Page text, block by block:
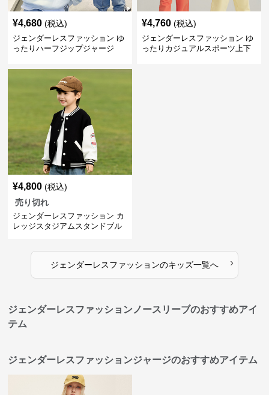
¥4,680 (税込)
ジェンダーレスファッション ゆ
ったりハーフジップジャージ
¥4,760 (税込)
ジェンダーレスファッション ゆ
ったりカジュアルスポーツ上下
¥4,800 (税込)
売り切れ
ジェンダーレスファッション カ
レッジスタジアムスタンドブル
ジェンダーレスファッションのキッズ一覧へ ›
ジェンダーレスファッションノースリーブのおすすめアイ
テム
ジェンダーレスファッションジャージのおすすめアイテム